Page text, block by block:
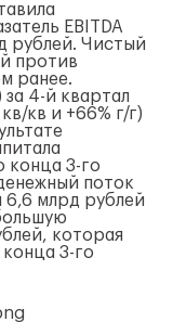
EBITDA
рублей. Чистый
против
ранее.
4-й квартал
кв и +66% г/г)
конца 3-го
поток
6,6 млрд рублей
которая
конца 3-го